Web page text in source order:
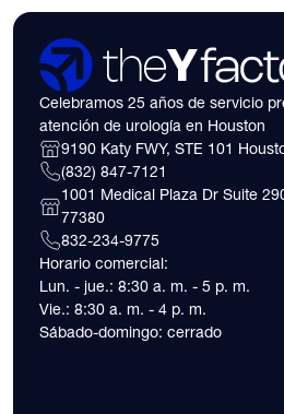
Celebramos 25 años de servicio
atención de urología en Houston
9190 Katy FWY, STE 101
(832) 847-7121
1001 Medical Plaza Dr Suite
77380
832-234-9775
Horario comercial:
Lun. - jue.: 8:30 a. m. - 5 p. m.
Vie.: 8:30 a. m. - 4 p. m.
Sábado-domingo: cerrado